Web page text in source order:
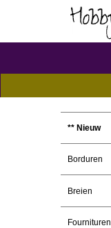
** Nieuw
Borduren
Breien
Fournituren